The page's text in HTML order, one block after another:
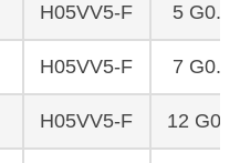
H05VV5-F 5
H05VV5-F 7
H05VV5-F 12